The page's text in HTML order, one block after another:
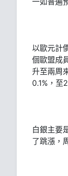
以歐元計
個歐盟成
升至兩周
0.1%，至
白銀主要
了跳漲，